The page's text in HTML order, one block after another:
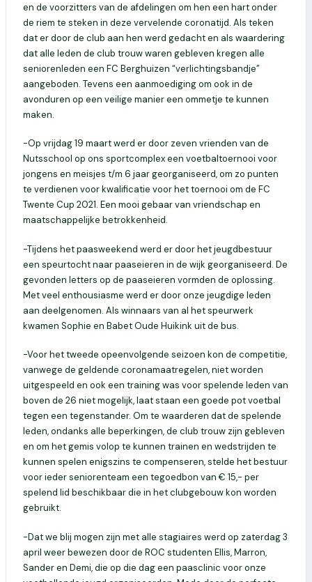
en de voorzitters van de afdelingen om hen een hart onder
de riem te steken in deze vervelende coronatijd. Als teken
dat er door de club aan hen werd gedacht en als waardering
dat alle leden de club trouw waren gebleven kregen alle
seniorenleden een FC Berghuizen “verlichtingsbandje”
aangeboden. Tevens een aanmoediging om ook in de
avonduren op een veilige manier een ommetje te kunnen
maken.
-Op vrijdag 19 maart werd er door zeven vrienden van de
Nutsschool op ons sportcomplex een voetbaltoernooi voor
jongens en meisjes t/m 6 jaar georganiseerd, om zo punten
te verdienen voor kwalificatie voor het toernooi om de FC
Twente Cup 2021. Een mooi gebaar van vriendschap en
maatschappelijke betrokkenheid.
-Tijdens het paasweekend werd er door het jeugdbestuur
een speurtocht naar paaseieren in de wijk georganiseerd. De
gevonden letters op de paaseieren vormden de oplossing.
Met veel enthousiasme werd er door onze jeugdige leden
aan deelgenomen. Als winnaars van al het speurwerk
kwamen Sophie en Babet Oude Huikink uit de bus.
-Voor het tweede opeenvolgende seizoen kon de competitie,
vanwege de geldende coronamaatregelen, niet worden
uitgespeeld en ook een training was voor spelende leden van
boven de 26 niet mogelijk, laat staan een goede pot voetbal
tegen een tegenstander. Om te waarderen dat de spelende
leden, ondanks alle beperkingen, de club trouw zijn gebleven
en om het gemis volop te kunnen trainen en wedstrijden te
kunnen spelen enigszins te compenseren, stelde het bestuur
voor ieder seniorenteam een tegoedbon van € 15,- per
spelend lid beschikbaar die in het clubgebouw kon worden
gebruikt.
-Dat we blij mogen zijn met alle stagiaires werd op zaterdag 3
april weer bewezen door de ROC studenten Ellis, Marron,
Sander en Demi, die op die dag een paasclinic voor onze